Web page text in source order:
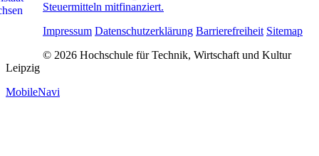
Steuermitteln mitfinanziert.
Impressum Datenschutzerklärung Barrierefreiheit Sitemap
© 2026 Hochschule für Technik, Wirtschaft und Kultur
Leipzig
MobileNavi